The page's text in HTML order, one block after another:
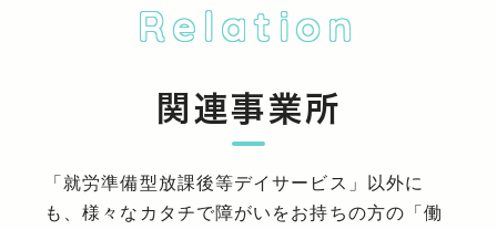
Relation
関連事業所
「就労準備型放課後等デイサービス」以外に
も、様々なカタチで障がいをお持ちの方の「働